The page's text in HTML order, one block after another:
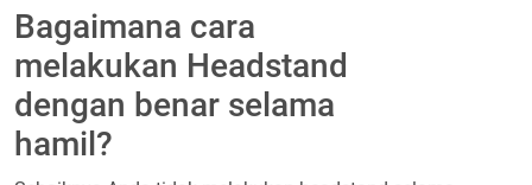
Bagaimana cara
melakukan Headstand
dengan benar selama
hamil?